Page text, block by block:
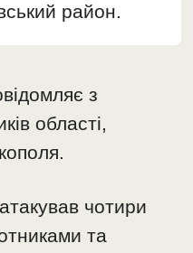
район.
з
області,
чотири
та